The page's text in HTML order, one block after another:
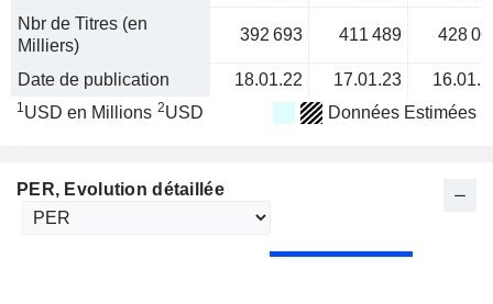
Nbr de Titres (en
Milliers)
392 693 411 489 428
Date de publication 18.01.22 17.01.23
1USD en Millions 2USD Données Estimées
PER, Evolution détaillée